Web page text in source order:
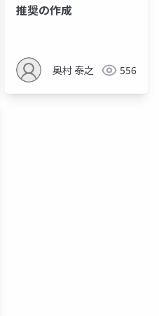
推奨の作成
奥村 泰之 556